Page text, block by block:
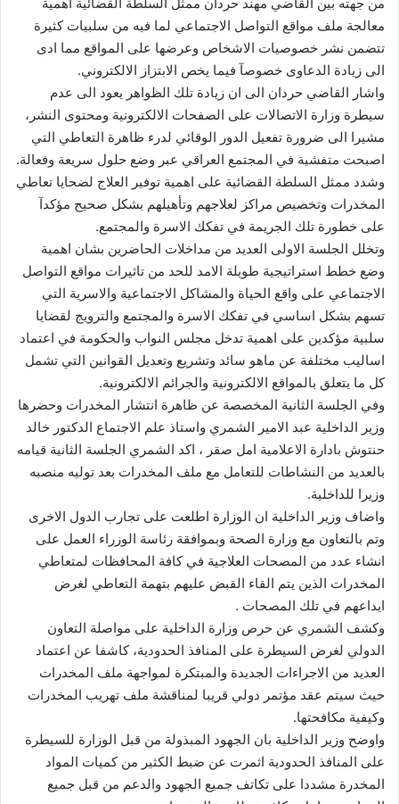
معالجة ملف مواقع التواصل الاجتماعي لما فيه من سلبيات كثيرة
تتضمن نشر خصوصيات الاشخاص وعرضها على المواقع مما ادى
الى زيادة الدعاوى خصوصآ فيما يخص الابتزاز الالكتروني.
واشار القاضي حردان الى ان زيادة تلك الظواهر يعود الى عدم
سيطرة وزارة الاتصالات على الصفحات الالكترونية ومحتوى النشر،
مشيرا الى ضرورة تفعيل الدور الوقائي لدرء ظاهرة التعاطي التي
اصبحت متفشية في المجتمع العراقي عبر وضع حلول سريعة وفعالة.
وشدد ممثل السلطة القضائية على اهمية توفير العلاج لضحايا تعاطي
المخدرات وتخصيص مراكز لعلاجهم وتأهيلهم بشكل صحيح مؤكدآ
على خطورة تلك الجريمة في تفكك الاسرة والمجتمع.
وتخلل الجلسة الاولى العديد من مداخلات الحاضرين بشان اهمية
وضع خطط استراتيجية طويلة الامد للحد من تاثيرات مواقع التواصل
الاجتماعي على واقع الحياة والمشاكل الاجتماعية والاسرية التي
تسهم بشكل اساسي في تفكك الاسرة والمجتمع والترويج لقضايا
سلبية مؤكدين على اهمية تدخل مجلس النواب والحكومة في اعتماد
اساليب مختلفة عن ماهو سائد وتشريع وتعديل القوانين التي تشمل
كل ما يتعلق بالمواقع الالكترونية والجرائم الالكترونية.
وفي الجلسة الثانية المخصصة عن ظاهرة انتشار المخدرات وحضرها
وزير الداخلية عبد الامير الشمري واستاذ علم الاجتماع الدكتور خالد
حنتوش بادارة الاعلامية امل صقر ، اكد الشمري الجلسة الثانية قيامه
بالعديد من النشاطات للتعامل مع ملف المخدرات بعد توليه منصبه
وزيرا للداخلية.
واضاف وزير الداخلية ان الوزارة اطلعت على تجارب الدول الاخرى
وتم بالتعاون مع وزارة الصحة وبموافقة رئاسة الوزراء العمل على
انشاء عدد من المصحات العلاجية في كافة المحافظات لمتعاطي
المخدرات الذين يتم القاء القبض عليهم بتهمة التعاطي لغرض
ايداعهم في تلك المصحات .
وكشف الشمري عن حرص وزارة الداخلية على مواصلة التعاون
الدولي لغرض السيطرة على المنافذ الحدودية، كاشفا عن اعتماد
العديد من الاجراءات الجديدة والمبتكرة لمواجهة ملف المخدرات
حيث سيتم عقد مؤتمر دولي قريبا لمناقشة ملف تهريب المخدرات
وكيفية مكافحتها.
واوضح وزير الداخلية بان الجهود المبذولة من قبل الوزارة للسيطرة
على المنافذ الحدودية اثمرت عن ضبط الكثير من كميات المواد
المخدرة مشددا على تكاتف جميع الجهود والدعم من قبل جميع